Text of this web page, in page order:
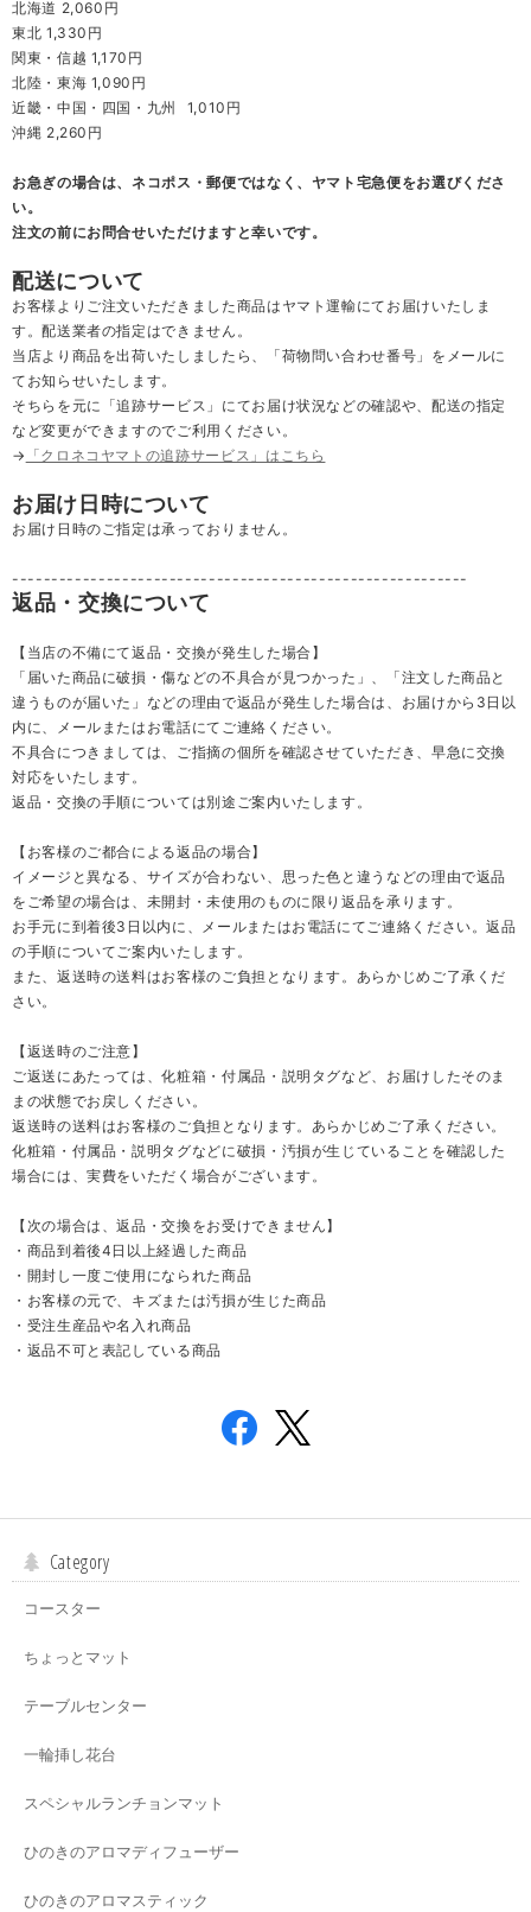
北海道 2,060円
東北 1,330円
関東・信越 1,170円
北陸・東海 1,090円
近畿・中国・四国・九州
1,010円
沖縄 2,260円
お急ぎの場合は、ネコポス・郵便ではなく、ヤマト宅急便をお選びくださ
い。
注文の前にお問合せいただけますと幸いです。
配送について
お客様よりご注文いただきました商品はヤマト運輸にてお届けいたしま
す。配送業者の指定はできません。
当店より商品を出荷いたしましたら、「荷物問い合わせ番号」をメールに
てお知らせいたします。
そちらを元に「追跡サービス」にてお届け状況などの確認や、配送の指定
など変更ができますのでご利用ください。
→ 「クロネコヤマトの追跡サービス」はこちら
お届け日時について
お届け日時のご指定は承っておりません。
----------------------------------------------------------
返品・交換について
【当店の不備にて返品・交換が発生した場合】
「届いた商品に破損・傷などの不具合が見つかった」、「注文した商品と
違うものが届いた」などの理由で返品が発生した場合は、お届けから3日以
内に、メールまたはお電話にてご連絡ください。
不具合につきましては、ご指摘の個所を確認させていただき、早急に交換
対応をいたします。
返品・交換の手順については別途ご案内いたします。
【お客様のご都合による返品の場合】
イメージと異なる、サイズが合わない、思った色と違うなどの理由で返品
をご希望の場合は、未開封・未使用のものに限り返品を承ります。
お手元に到着後3日以内に、メールまたはお電話にてご連絡ください。返品
の手順についてご案内いたします。
また、返送時の送料はお客様のご負担となります。あらかじめご了承くだ
さい。
【返送時のご注意】
ご返送にあたっては、化粧箱・付属品・説明タグなど、お届けしたそのま
まの状態でお戻しください。
返送時の送料はお客様のご負担となります。あらかじめご了承ください。
化粧箱・付属品・説明タグなどに破損・汚損が生じていることを確認した
場合には、実費をいただく場合がございます。
【次の場合は、返品・交換をお受けできません】
・商品到着後4日以上経過した商品
・開封し一度ご使用になられた商品
・お客様の元で、キズまたは汚損が生じた商品
・受注生産品や名入れ商品
・返品不可と表記している商品
Category
コースター
ちょっとマット
テーブルセンター
一輪挿し花台
スペシャルランチョンマット
ひのきのアロマディフューザー
ひのきのアロマスティック